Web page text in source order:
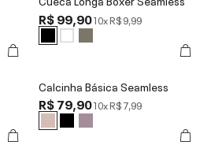
R$ 99,9010xR$ 9,99
Calcinha Básica Seamless
R$ 79,9010xR$ 7,99